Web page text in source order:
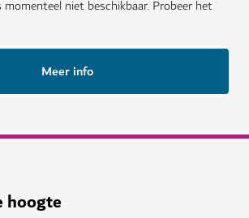
niet beschikbaar. Probeer het
Meer info
hoogte